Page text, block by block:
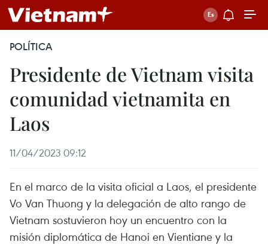
POLÍTICA
Presidente de Vietnam visita
comunidad vietnamita en
Laos
11/04/2023 09:12
En el marco de la visita oficial a Laos, el presidente
Vo Van Thuong y la delegación de alto rango de
Vietnam sostuvieron hoy un encuentro con la
misión diplomática de Hanoi en Vientiane y la